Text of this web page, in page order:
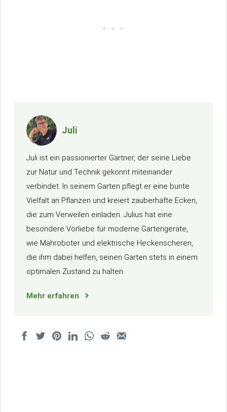
Juli
Juli ist ein passionierter Gärtner, der seine Liebe
zur Natur und Technik gekonnt miteinander
verbindet. In seinem Garten pflegt er eine bunte
Vielfalt an Pflanzen und kreiert zauberhafte Ecken,
die zum Verweilen einladen. Julius hat eine
besondere Vorliebe für moderne Gartengeräte,
wie Mähroboter und elektrische Heckenscheren,
die ihm dabei helfen, seinen Garten stets in einem
optimalen Zustand zu halten.
Mehr erfahren